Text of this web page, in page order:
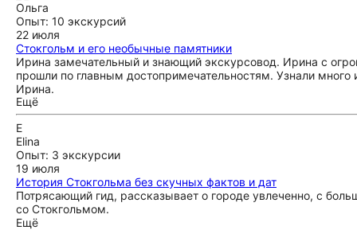
Ольга
Опыт: 10 экскурсий
22 июля
Стокгольм и его необычные памятники
Ирина замечательный и знающий экскурсовод. Ирина с
прошли по главным достопримечательностям. Узнали
Ирина.
Ещё
E
Elina
Опыт: 3 экскурсии
19 июля
История Стокгольма без скучных фактов и дат
Потрясающий гид, рассказывает о городе увлеченно, с
со Стокгольмом.
Ещё